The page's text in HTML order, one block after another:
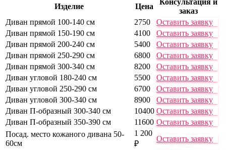
Изделие Цена
заказ
Диван прямой 100-140 см
2750
Оставить заявку
Диван прямой 150-190 см
4100
Оставить заявку
Диван прямой 200-240 см
5400
Оставить заявку
Диван прямой 250-290 см
6800
Оставить заявку
Диван прямой 300-340 см
8200
Оставить заявку
Диван угловой 180-240 см
5500
Оставить заявку
Диван угловой 250-290 см
6700
Оставить заявку
Диван угловой 300-340 см
8900
Оставить заявку
Диван П-образный 300-340 см
10400 Оставить заявку
Диван П-образный 350-390 см
11600 Оставить заявку
Посад. место кожаного дивана 50-
60см
1 200
₽
Оставить заявку